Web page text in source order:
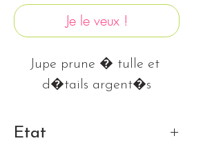
Je le veux !
Jupe prune � tulle et
d�tails argent�s
Etat